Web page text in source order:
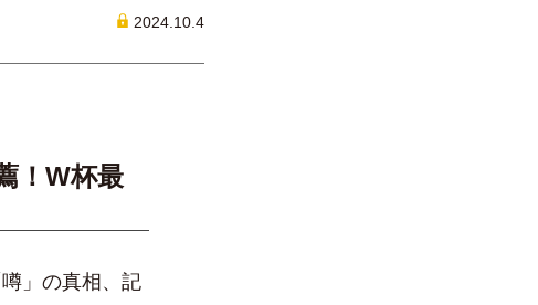
2024.10.4
！W杯最
」の真相、記